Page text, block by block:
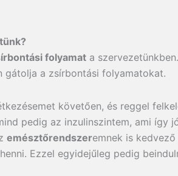
folyamat a
gátolja a zsírbontási folyamatokat.
követően, és reggel
pedig az inzulinszintem, ami így
emésztőrendszeremnek is
Ezzel egyidejűleg pedig